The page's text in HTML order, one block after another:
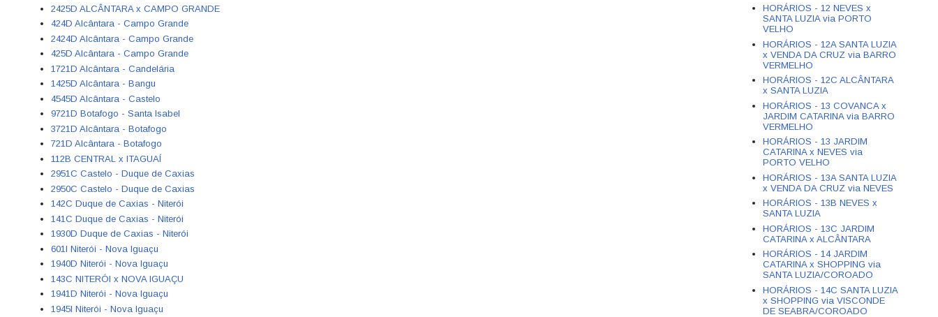
2425D ALCÂNTARA x CAMPO GRANDE
424D Alcântara - Campo Grande
2424D Alcântara - Campo Grande
425D Alcântara - Campo Grande
1721D Alcântara - Candelária
1425D Alcântara - Bangu
4545D Alcântara - Castelo
9721D Botafogo - Santa Isabel
3721D Alcântara - Botafogo
721D Alcântara - Botafogo
112B CENTRAL x ITAGUAÍ
2951C Castelo - Duque de Caxias
2950C Castelo - Duque de Caxias
142C Duque de Caxias - Niterói
141C Duque de Caxias - Niterói
1930D Duque de Caxias - Niterói
601I Niterói - Nova Iguaçu
1940D Niterói - Nova Iguaçu
143C NITERÓI x NOVA IGUAÇU
1941D Niterói - Nova Iguaçu
1945I Niterói - Nova Iguaçu
HORÁRIOS - 12 NEVES x
SANTA LUZIA via PORTO
VELHO
HORÁRIOS - 12A SANTA LUZIA
x VENDA DA CRUZ via BARRO
VERMELHO
HORÁRIOS - 12C ALCÂNTARA
x SANTA LUZIA
HORÁRIOS - 13 COVANCA x
JARDIM CATARINA via BARRO
VERMELHO
HORÁRIOS - 13 JARDIM
CATARINA x NEVES via
PORTO VELHO
HORÁRIOS - 13A SANTA LUZIA
x VENDA DA CRUZ via NEVES
HORÁRIOS - 13B NEVES x
SANTA LUZIA
HORÁRIOS - 13C JARDIM
CATARINA x ALCÂNTARA
HORÁRIOS - 14 JARDIM
CATARINA x SHOPPING via
SANTA LUZIA/COROADO
HORÁRIOS - 14C SANTA LUZIA
x SHOPPING via VISCONDE
DE SEABRA/COROADO